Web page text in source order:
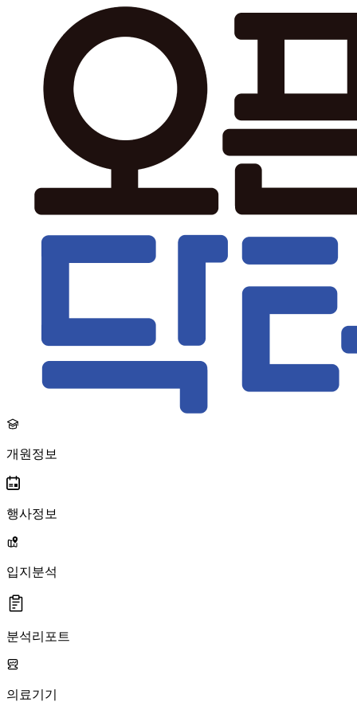
개원정보
행사정보
입지분석
분석리포트
의료기기